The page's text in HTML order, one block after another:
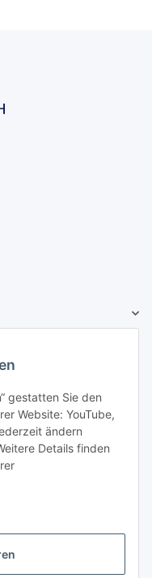
gestatten Sie den
Website: YouTube,
ändern
Details finden